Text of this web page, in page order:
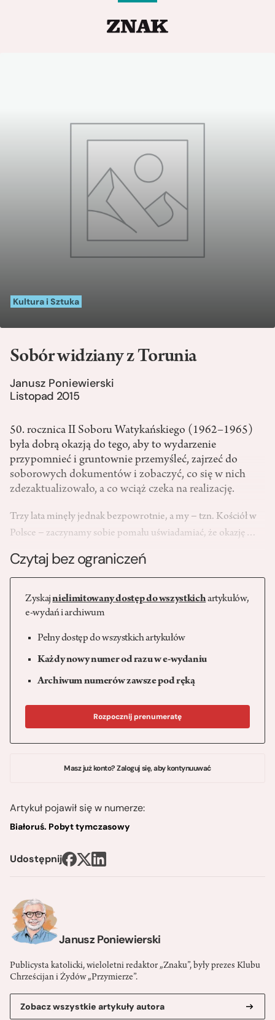
Kultura i Sztuka
Janusz Poniewierski
Publicysta katolicki, wieloletni redaktor „Znaku”, były prezes Klubu
Chrześcijan i Żydów „Przymierze”.
Zobacz wszystkie artykuły autora
Sobór widziany z Torunia
Janusz Poniewierski
Listopad 2015
50. rocznica II Soboru Watykańskiego (1962–1965)
była dobrą okazją do tego, aby to wydarzenie
przypomnieć i gruntownie przemyśleć, zajrzeć do
soborowych dokumentów i zobaczyć, co się w nich
zdezaktualizowało, a co wciąż czeka na realizację.
Trzy lata minęły jednak bezpowrotnie, a my − tzn. Kościół w
Polsce − zaczynamy sobie pomału uświadamiać, że okazję…
Czytaj bez ograniczeń
Zyskajnielimitowany dostęp do wszystkichartykułów,
e-wydań i archiwum
Pełny dostęp do wszystkich artykułów
Każdy nowy numer od razu w e-wydaniu
Archiwum numerów zawsze pod ręką
Rozpocznij prenumeratę
Masz już konto? Zaloguj się, aby kontynuuwać
Artykuł pojawił się w numerze:
Białoruś. Pobyt tymczasowy
Udostępnij